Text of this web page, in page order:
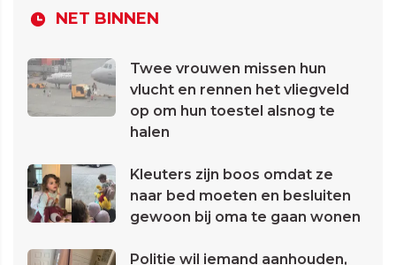
NET BINNEN
Twee vrouwen missen hun
vlucht en rennen het vliegveld
op om hun toestel alsnog te
halen
Kleuters zijn boos omdat ze
naar bed moeten en besluiten
gewoon bij oma te gaan wonen
Politie wil iemand aanhouden,